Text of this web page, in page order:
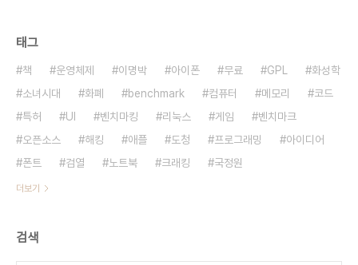
태그
책 운영체제 이명박 아이폰 무료 GPL
화성학
소녀시대
화폐 benchmark 컴퓨터 메모리
코드
특허
UI 벤치마킹 리눅스 게임
벤치마크
오픈소스
해킹 애플 도청 프로그래밍
아이디어
폰트
검열 노트북 크래킹 국정원
더보기
검색